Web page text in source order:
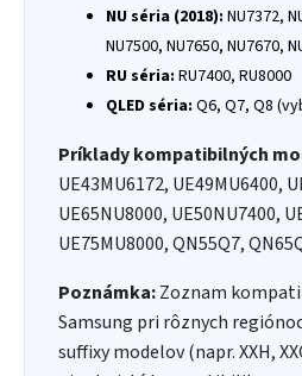
NU séria (2018): NU7372,
NU7500, NU7650, NU7670,
RU séria: RU7400, RU8000
QLED séria: Q6, Q7, Q8
Príklady kompatibilných
UE43MU6172, UE49MU6400,
UE65NU8000, UE50NU7400,
UE75MU8000, QN55Q7,
Poznámka:Zoznam
Samsung pri rôznych
suffixy modelov (napr. XXH,